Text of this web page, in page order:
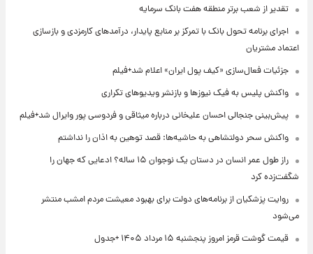
تقدیر از شعب برتر منطقه هفت بانک سرمایه
اجرای برنامه تحول بانک با تمرکز بر منابع پایدار، درآمدهای کارمزدی و بازسازی
اعتماد مشتریان
جزئیات فعال‌سازی «کیف پول ایران» اعلام شد+فیلم
واکنش پلیس به فیک نیوزها و بازنشر ویدیوهای تکراری
پیش‌بینی جنجالی احسان علیخانی درباره میثاقی و فردوسی پور وایرال شد+فیلم
واکنش سحر دولتشاهی به حاشیه‌ها: قصد توهین به اذان را نداشتم
راز طول عمر انسان در دستان یک نوجوان ۱۵ ساله؟ ادعایی که جهان را
شگفت‌زده کرد
روایت پزشکیان از برنامه‌های دولت برای بهبود معیشت مردم امشب منتشر
می‌شود
قیمت گوشت قرمز امروز پنجشنبه ۱۵ مرداد ۱۴۰۵ +جدول